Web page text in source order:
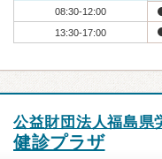
08:30-12:00
13:30-17:00
公益財団法人福島県
健診プラザ